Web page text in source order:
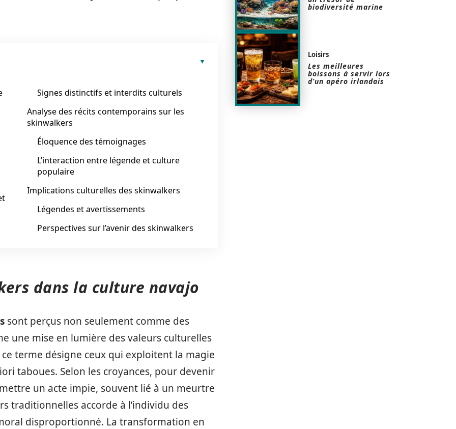
Signes distinctifs et interdits culturels
Analyse des récits contemporains sur les
skinwalkers
Éloquence des témoignages
L’interaction entre légende et culture
populaire
Implications culturelles des skinwalkers
Légendes et avertissements
Perspectives sur l’avenir des skinwalkers
dans la culture navajo
sont perçus non seulement comme des
une mise en lumière des valeurs culturelles
ce terme désigne ceux qui exploitent la magie
taboues. Selon les croyances, pour devenir
un acte impie, souvent lié à un meurtre
traditionnelles accorde à l’individu des
disproportionné. La transformation en
biodiversité marine
Loisirs
Les meilleures
boissons à servir lors
d’un apéro irlandais